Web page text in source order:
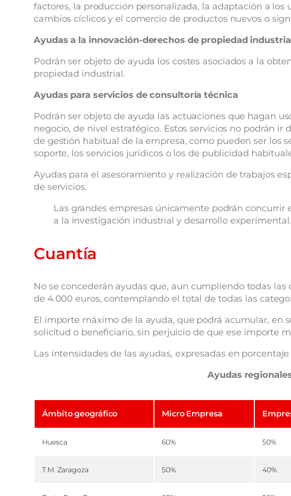
factores, la producción personalizada, la adaptación a
cambios cíclicos y el comercio de productos nuevos o
Ayudas a la innovación-derechos de propiedad
Podrán ser objeto de ayuda los costes asociados a la
propiedad industrial.
Ayudas para servicios de consultoría técnica
Podrán ser objeto de ayuda las actuaciones que hagan
negocio, de nivel estratégico. Estos servicios no podrán
de gestión habitual de la empresa, como pueden ser los
soporte, los servicios jurídicos o los de publicidad
Ayudas para el asesoramiento y realización de trabajos
de servicios.
Las grandes empresas únicamente podrán concurrir
a la investigación industrial y desarrollo experimental.
Cuantía
No se concederán ayudas que, aun cumpliendo todas
de 4.000 euros, contemplando el total de todas las
El importe máximo de la ayuda, que podrá acumular, en
solicitud o beneficiario, sin perjuicio de que ese importe
Las intensidades de las ayudas, expresadas en
Ayudas
Ámbito geográfico Micro Empresa
Huesca 60% 50%
T.M. Zaragoza 50% 40%